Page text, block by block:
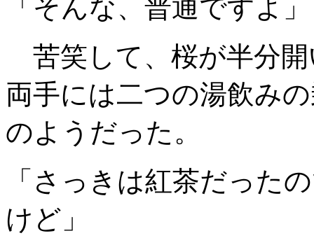
「そんな、普通ですよ」
苦笑して、桜が半分
両手には二つの湯飲み
のようだった。
「さっきは紅茶だった
けど」